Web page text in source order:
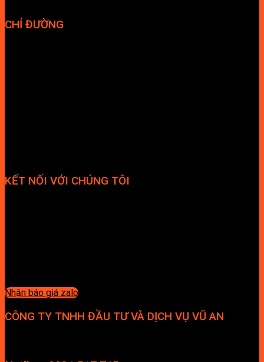
CHỈ ĐƯỜNG
KẾT NỐI VỚI CHÚNG TÔI
Nhận báo giá zalo
CÔNG TY TNHH ĐẦU TƯ VÀ DỊCH VỤ VŨ AN